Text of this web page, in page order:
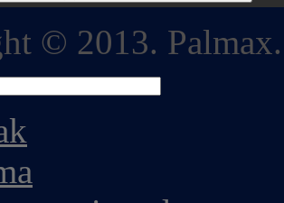
© 2013.